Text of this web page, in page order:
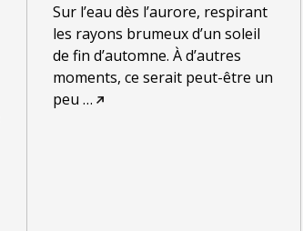
Sur l’eau dès l’aurore, respirant
les rayons brumeux d’un soleil
de fin d’automne. À d’autres
moments, ce serait peut-être un
peu …